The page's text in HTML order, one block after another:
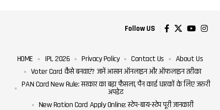
Follow US
HOME IPL 2026 Privacy Policy Contact Us
About Us
Voter Card कैसे बनवाएं? जानें आसान ऑनलाइन और ऑफलाइन तरीका
PAN Card New Rule: सरकार का बड़ा फैसला, पैन कार्ड धारकों के लिए जरूरी
अपडेट
New Ration Card Apply Online: स्टेप-बाय-स्टेप पूरी जानकारी